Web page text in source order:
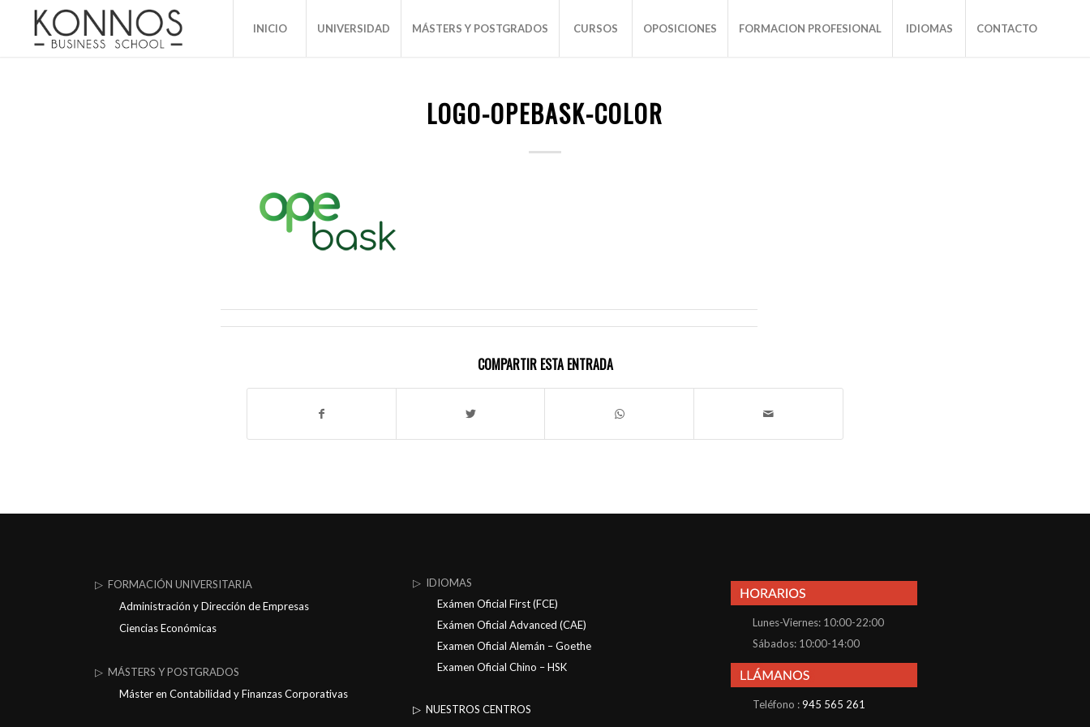
INICIO UNIVERSIDAD MÁSTERS Y POSTGRADOS CURSOS OPOSICIONES FORMACION PROFESIONAL IDIOMAS CONTACTO
LOGO-OPEBASK-COLOR
COMPARTIR ESTA ENTRADA
▷ FORMACIÓN UNIVERSITARIA
Administración y Dirección de Empresas
Ciencias Económicas
▷ MÁSTERS Y POSTGRADOS
Máster en Contabilidad y Finanzas Corporativas
▷ IDIOMAS
Exámen Oficial First (FCE)
Exámen Oficial Advanced (CAE)
Examen Oficial Alemán – Goethe
Examen Oficial Chino – HSK
▷ NUESTROS CENTROS
Lunes-Viernes: 10:00-22:00
Sábados: 10:00-14:00
Teléfono :945 565 261